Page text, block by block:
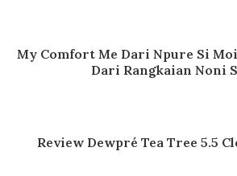
My Comfort Me Dari Npure Si
Dari Rangkaian Noni
Review Dewpré Tea Tree 5.5